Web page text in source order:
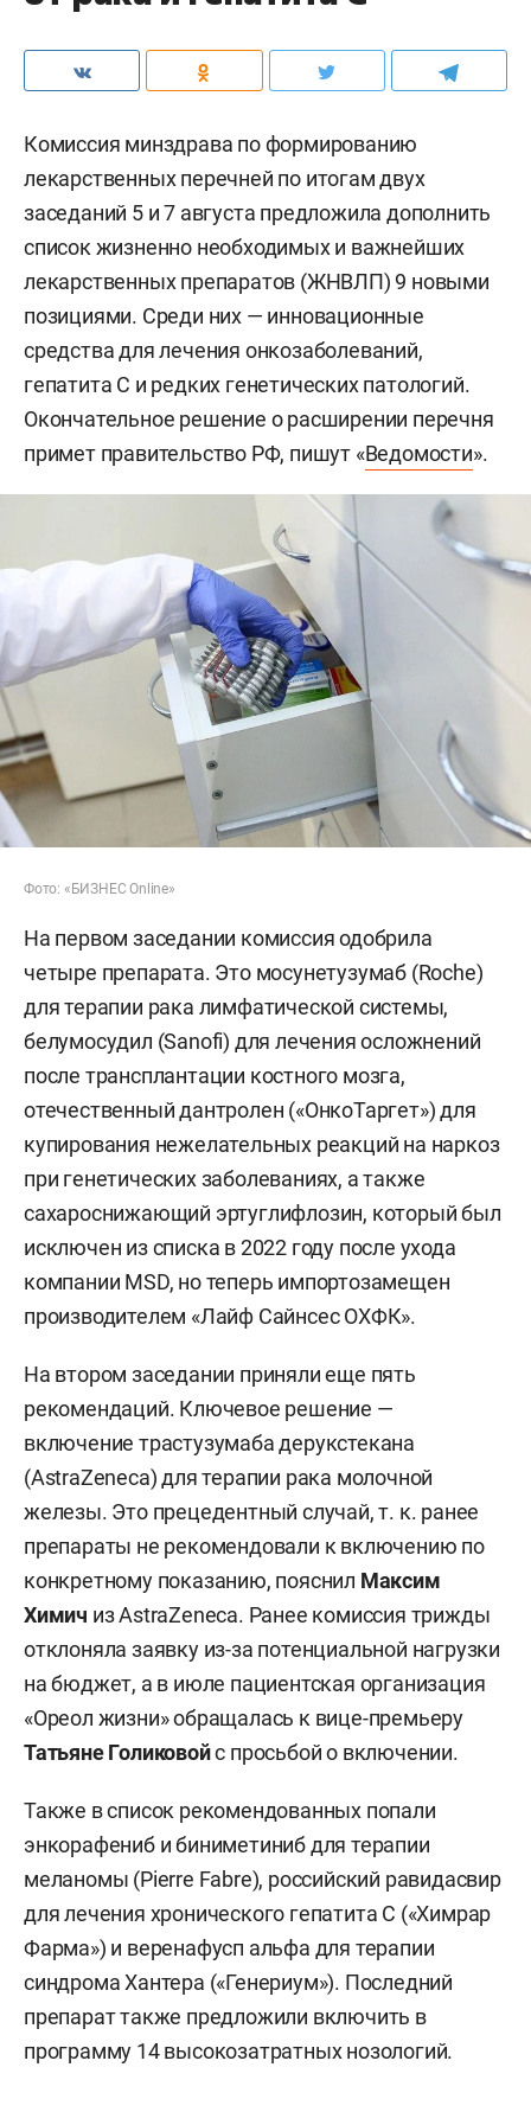
Комиссия минздрава по формированию
лекарственных перечней по итогам двух
заседаний 5 и 7 августа предложила дополнить
список жизненно необходимых и важнейших
лекарственных препаратов (ЖНВЛП) 9 новыми
позициями. Среди них — инновационные
средства для лечения онкозаболеваний,
гепатита С и редких генетических патологий.
Окончательное решение о расширении перечня
примет правительство РФ, пишут «Ведомости».
Фото: «БИЗНЕС Online»
На первом заседании комиссия одобрила
четыре препарата. Это мосунетузумаб (Roche)
для терапии рака лимфатической системы,
белумосудил (Sanofi) для лечения осложнений
после трансплантации костного мозга,
отечественный дантролен («ОнкоТаргет») для
купирования нежелательных реакций на наркоз
при генетических заболеваниях, а также
сахароснижающий эртуглифлозин, который был
исключен из списка в 2022 году после ухода
компании MSD, но теперь импортозамещен
производителем «Лайф Сайнсес ОХФК».
На втором заседании приняли еще пять
рекомендаций. Ключевое решение —
включение трастузумаба дерукстекана
(AstraZeneca) для терапии рака молочной
железы. Это прецедентный случай, т. к. ранее
препараты не рекомендовали к включению по
конкретному показанию, пояснил Максим
Химич из AstraZeneca. Ранее комиссия трижды
отклоняла заявку из-за потенциальной нагрузки
на бюджет, а в июле пациентская организация
«Ореол жизни» обращалась к вице-премьеру
Татьяне Голиковойс просьбой о включении.
Также в список рекомендованных попали
энкорафениб и биниметиниб для терапии
меланомы (Pierre Fabre), российский равидасвир
для лечения хронического гепатита С («Химрар
Фарма») и веренафусп альфа для терапии
синдрома Хантера («Генериум»). Последний
препарат также предложили включить в
программу 14 высокозатратных нозологий.